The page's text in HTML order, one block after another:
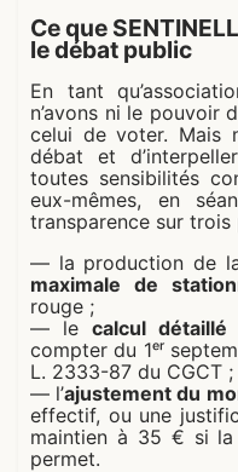
Ce que
le débat public
En tant
n’avons ni le pouvoir
celui de voter. Mais
débat et
toutes sensibilités
eux-mêmes, en
transparence sur trois
— la production de
maximale de
rouge ;
— le calcul
compter du 1ᵉʳ
L. 2333-87 du CGCT ;
— l’ajustement du
effectif, ou une
maintien à 35 € si la
permet.